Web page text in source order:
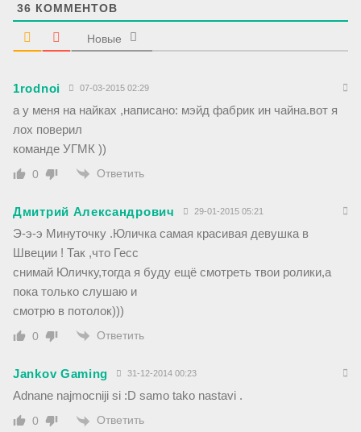
36 КОММЕНТОВ
Новые
1rodnoi 07-03-2015 02:29
а у меня на найках ,написано: мэйд фабрик ин чайна.вот я
лох поверил
команде УГМК ))
0 Ответить
Дмитрий Александрович 29-01-2015 05:21
Э-э-э Минуточку .Юличка самая красивая девушка в
Швеции ! Так ,что Гесс
снимай Юличку,тогда я буду ещё смотреть твои ролики,а
пока только слушаю и
смотрю в потолок)))
0 Ответить
Jankov Gaming 31-12-2014 00:23
Adnane najmocniji si :D samo tako nastavi .
0 Ответить